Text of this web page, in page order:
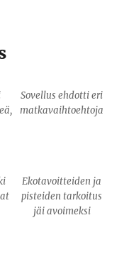
Sovellus ehdotti eri
matkavaihtoehtoja
Ekotavoitteiden ja
pisteiden tarkoitus
jäi avoimeksi